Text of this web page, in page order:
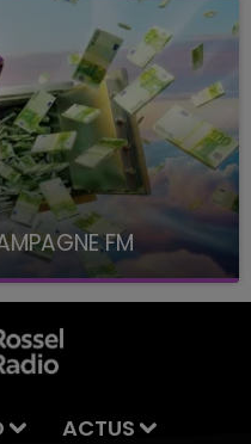
FM
FM, à 8H10
ACTUS